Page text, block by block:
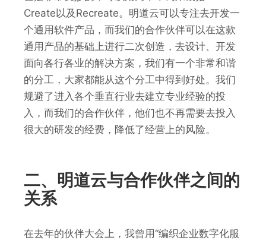
Create以及Recreate。明道云可以专注去开发一
个通用软件产品，而我们的合作伙伴可以在这款
通用产品的基础上进行二次创造，去设计、开发
面向各行各业的解决方案，我们有一个非常和谐
的分工，大家都能从这个分工中得到好处。我们
规避了进入各个垂直行业去建立专业经验的投
入，而我们的合作伙伴，他们也不再需要去投入
很大的研发的经费，降低了经营上的风险。
二、明道云与合作伙伴之间的
关系
在去年的伙伴大会上，我曾用“编织企业数字化服